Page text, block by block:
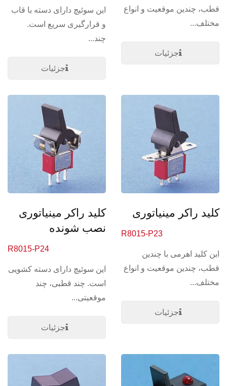
قطب، چندین موقعیت و انواع
مختلف...
جزئیات
این سوئیچ دارای دسته با قاب
و قرارگیری سریع است.
چند...
جزئیات
کلید راکر مینیاتوری
R8015-P23
این کلید اهرمی با چندین
قطب، چندین موقعیت و انواع
مختلف...
جزئیات
کلید راکر مینیاتوری
نصب شونده
R8015-P24
این سوئیچ دارای دسته کشویی
است. چند قطبی، چند
موقعیتی...
جزئیات